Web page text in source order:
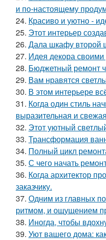
и по-настоящему
24. Красиво и уютно -
25. Этот интерьер
26. Дала шкафу второй
27. Идея декора своими
28. Бюджетный ремонт
29. Вам нравятся
30. В этом интерьере
31. Когда один стиль
выразительная и
32. Этот уютный
33. Трансформация
34. Полный цикл
35. С чего начать
36. Когда архитектор
заказчику.
37. Одним из главных
ритмом, и ощущением
38. Иногда, чтобы
39. Уют вашего дома: